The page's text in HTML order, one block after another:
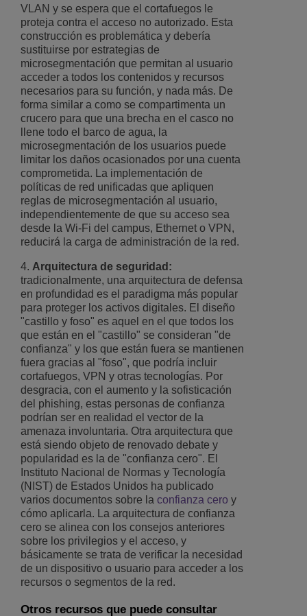
VLAN y se espera que el cortafuegos le
proteja contra el acceso no autorizado. Esta
construcción es problemática y debería
sustituirse por estrategias de
microsegmentación que permitan al usuario
acceder a todos los contenidos y recursos
necesarios para su función, y nada más. De
forma similar a como se compartimenta un
crucero para que una brecha en el casco no
llene todo el barco de agua, la
microsegmentación de los usuarios puede
limitar los daños ocasionados por una cuenta
comprometida. La implementación de
políticas de red unificadas que apliquen
reglas de microsegmentación al usuario,
independientemente de que su acceso sea
desde la Wi-Fi del campus, Ethernet o VPN,
reducirá la carga de administración de la red.
4. Arquitectura de seguridad:
tradicionalmente, una arquitectura de defensa
en profundidad es el paradigma más popular
para proteger los activos digitales. El diseño
"castillo y foso" es aquel en el que todos los
que están en el "castillo" se consideran "de
confianza" y los que están fuera se mantienen
fuera gracias al "foso", que podría incluir
cortafuegos, VPN y otras tecnologías. Por
desgracia, con el aumento y la sofisticación
del phishing, estas personas de confianza
podrían ser en realidad el vector de la
amenaza involuntaria. Otra arquitectura que
está siendo objeto de renovado debate y
popularidad es la de "confianza cero". El
Instituto Nacional de Normas y Tecnología
(NIST) de Estados Unidos ha publicado
varios documentos sobre la confianza cero y
cómo aplicarla. La arquitectura de confianza
cero se alinea con los consejos anteriores
sobre los privilegios y el acceso, y
básicamente se trata de verificar la necesidad
de un dispositivo o usuario para acceder a los
recursos o segmentos de la red.
Otros recursos que puede consultar